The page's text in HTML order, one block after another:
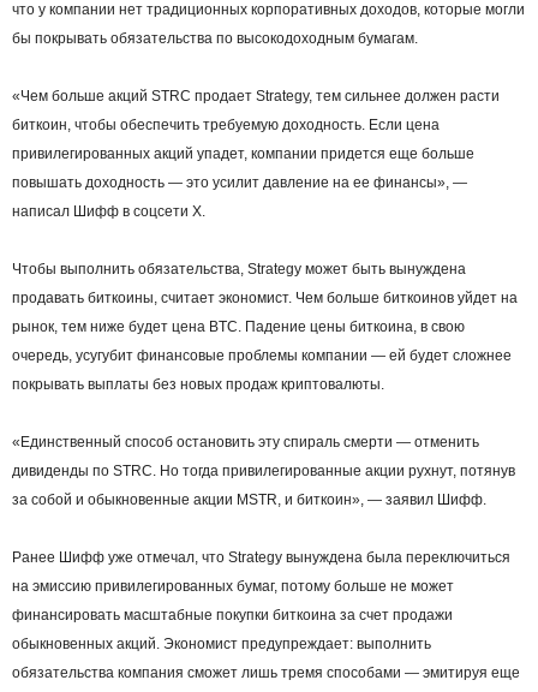
что у компании нет традиционных корпоративных доходов, которые могли
бы покрывать обязательства по высокодоходным бумагам.
«Чем больше акций STRC продает Strategy, тем сильнее должен расти
биткоин, чтобы обеспечить требуемую доходность. Если цена
привилегированных акций упадет, компании придется еще больше
повышать доходность — это усилит давление на ее финансы», —
написал Шифф в соцсети Х.
Чтобы выполнить обязательства, Strategy может быть вынуждена
продавать биткоины, считает экономист. Чем больше биткоинов уйдет на
рынок, тем ниже будет цена BTC. Падение цены биткоина, в свою
очередь, усугубит финансовые проблемы компании — ей будет сложнее
покрывать выплаты без новых продаж криптовалюты.
«Единственный способ остановить эту спираль смерти — отменить
дивиденды по STRC. Но тогда привилегированные акции рухнут, потянув
за собой и обыкновенные акции MSTR, и биткоин», — заявил Шифф.
Ранее Шифф уже отмечал, что Strategy вынуждена была переключиться
на эмиссию привилегированных бумаг, потому больше не может
финансировать масштабные покупки биткоина за счет продажи
обыкновенных акций. Экономист предупреждает: выполнить
обязательства компания сможет лишь тремя способами — эмитируя еще